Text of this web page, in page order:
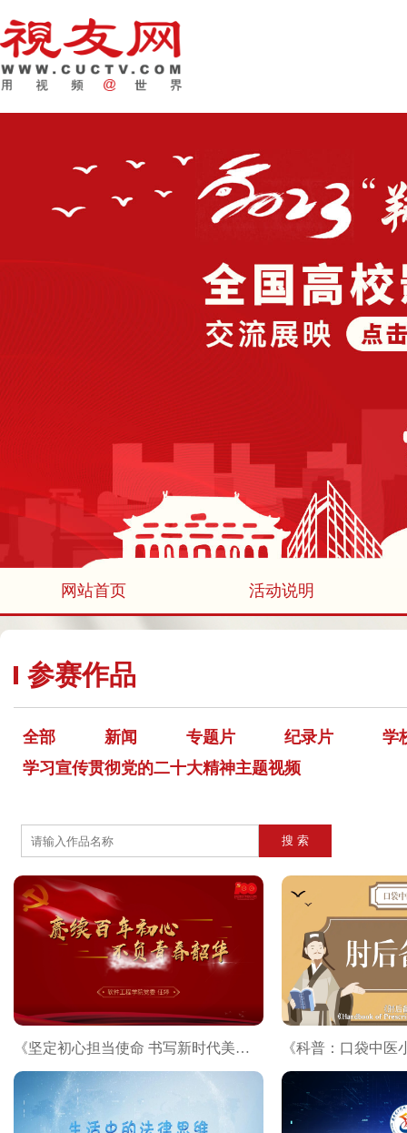
网站首页 活动说明
参赛作品
全部 新闻 专题片 纪录片
学
学习宣传贯彻党的二十大精神主题视频
《坚定初心担当使命 书写新时代美好篇章》